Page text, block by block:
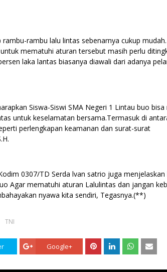
rambu lalu lintas sebenarnya cukup
mematuhi aturan tersebut masih perlu
laka lantas biasanya diawali dari adanya
Siswa-Siswi SMA Negeri 1 Lintau buo bisa
untuk keselamatan bersama.Termasuk di
perlengkapan keamanan dan surat-surat
0307/TD Serda lvan satrio juga menjelaskan
Agar mematuhi aturan Lalulintas dan jangan
nyawa kita sendiri, Tegasnya.(**)
TNI
Google+